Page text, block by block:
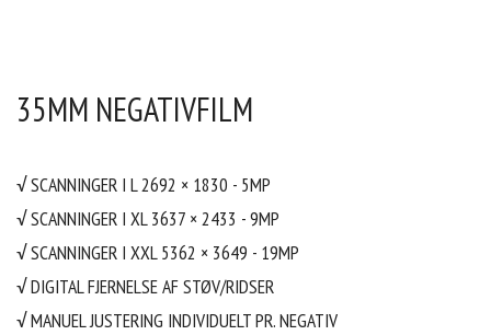
35MM NEGATIVFILM
√ SCANNINGER I L2692 × 1830 - 5MP
√SCANNINGER I XL3637 × 2433 - 9MP
√SCANNINGER I XXL5362 × 3649 - 19MP
√DIGITAL FJERNELSE AF STØV/RIDSER
√ MANUEL JUSTERING INDIVIDUELT PR. NEGATIV